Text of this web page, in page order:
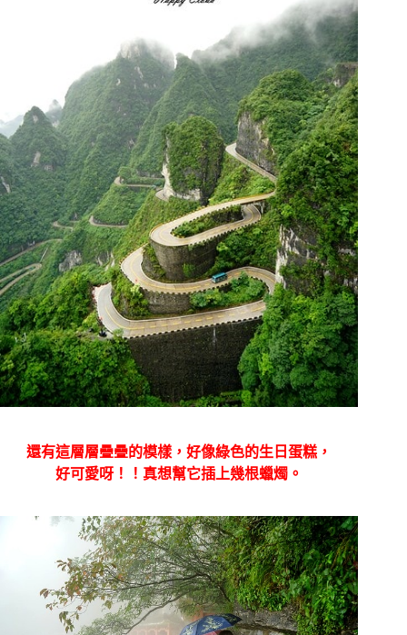
還有這層層疊疊的模樣，好像綠色的生日蛋糕，
好可愛呀！！真想幫它插上幾根蠟燭。